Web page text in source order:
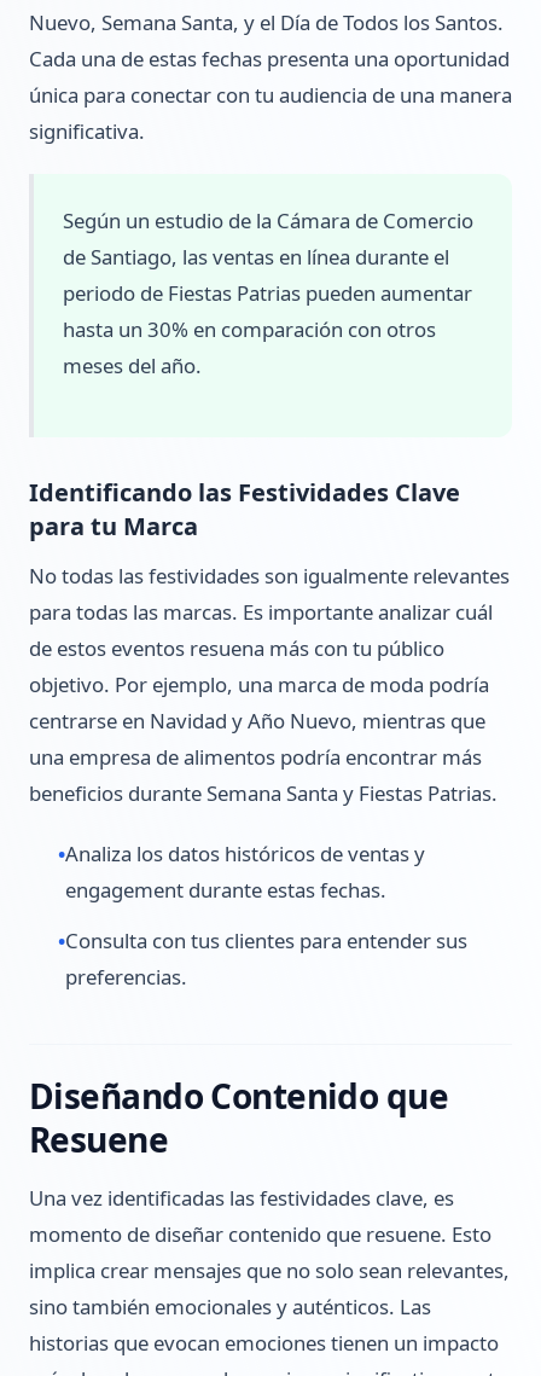
Nuevo, Semana Santa, y el Día de Todos los Santos.
Cada una de estas fechas presenta una oportunidad
única para conectar con tu audiencia de una manera
significativa.
Según un estudio de la Cámara de Comercio
de Santiago, las ventas en línea durante el
periodo de Fiestas Patrias pueden aumentar
hasta un 30% en comparación con otros
meses del año.
Identificando las Festividades Clave
para tu Marca
No todas las festividades son igualmente relevantes
para todas las marcas. Es importante analizar cuál
de estos eventos resuena más con tu público
objetivo. Por ejemplo, una marca de moda podría
centrarse en Navidad y Año Nuevo, mientras que
una empresa de alimentos podría encontrar más
beneficios durante Semana Santa y Fiestas Patrias.
•Analiza los datos históricos de ventas y
engagement durante estas fechas.
•Consulta con tus clientes para entender sus
preferencias.
Diseñando Contenido que
Resuene
Una vez identificadas las festividades clave, es
momento de diseñar contenido que resuene. Esto
implica crear mensajes que no solo sean relevantes,
sino también emocionales y auténticos. Las
historias que evocan emociones tienen un impacto